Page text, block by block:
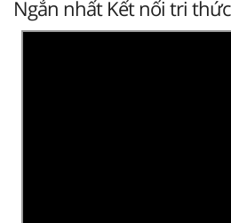
Ngắn nhất Kết nối tri thức